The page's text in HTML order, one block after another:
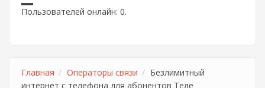
Пользователей онлайн: 0.
Главная Операторы связи
Безлимитный
интернет с телефона для абонентов Теле